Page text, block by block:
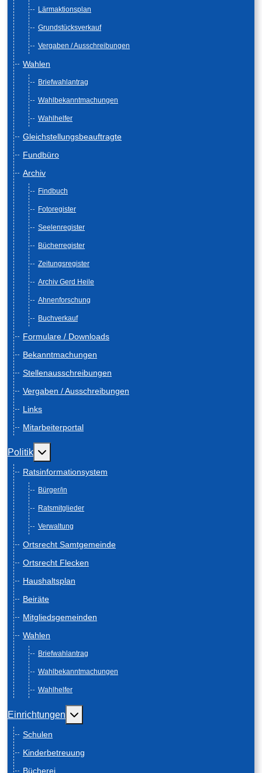
Lärmaktionsplan
Grundstücksverkauf
Vergaben / Ausschreibungen
Wahlen
Briefwahlantrag
Wahlbekanntmachungen
Wahlhelfer
Gleichstellungsbeauftragte
Fundbüro
Archiv
Findbuch
Fotoregister
Seelenregister
Bücherregister
Zeitungsregister
Archiv Gerd Heile
Ahnenforschung
Buchverkauf
Formulare / Downloads
Bekanntmachungen
Stellenausschreibungen
Vergaben / Ausschreibungen
Links
Mitarbeiterportal
Politik Weitere Informationen: Politik
Ratsinformationsystem
Bürger/in
Ratsmitglieder
Verwaltung
Ortsrecht Samtgemeinde
Ortsrecht Flecken
Haushaltsplan
Beiräte
Mitgliedsgemeinden
Wahlen
Briefwahlantrag
Wahlbekanntmachungen
Wahlhelfer
Einrichtungen Weitere Informationen: Einrichtungen
Schulen
Kinderbetreuung
Bücherei